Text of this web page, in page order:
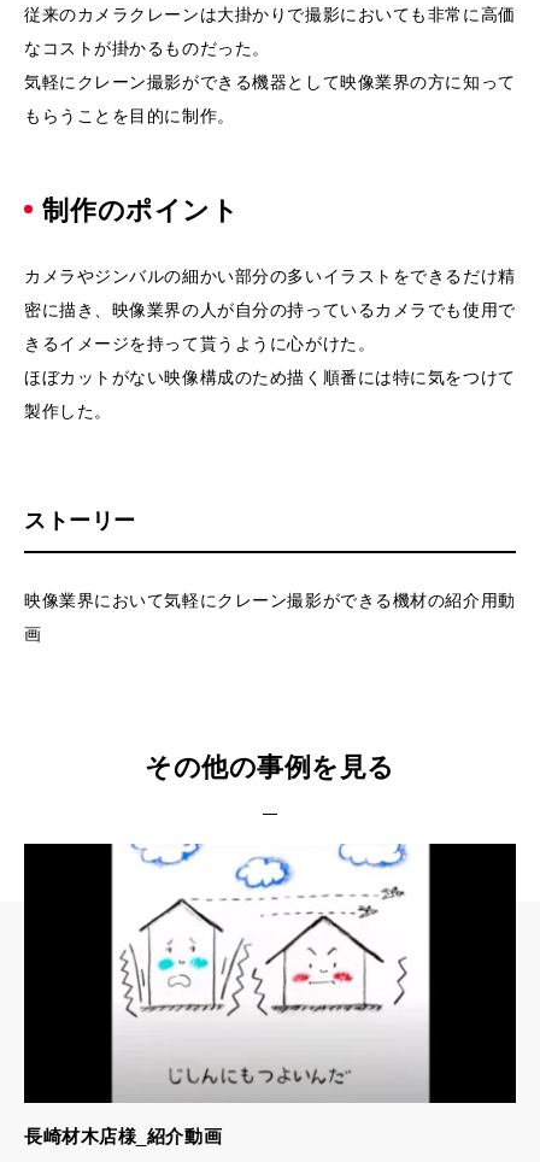
従来のカメラクレーンは大掛かりで撮影においても非常に高価
なコストが掛かるものだった。
気軽にクレーン撮影ができる機器として映像業界の方に知って
もらうことを目的に制作。
制作のポイント
カメラやジンバルの細かい部分の多いイラストをできるだけ精
密に描き、映像業界の人が自分の持っているカメラでも使用で
きるイメージを持って貰うように心がけた。
ほぼカットがない映像構成のため描く順番には特に気をつけて
製作した。
ストーリー
映像業界において気軽にクレーン撮影ができる機材の紹介用動
画
その他の事例を見る
長崎材木店様_紹介動画